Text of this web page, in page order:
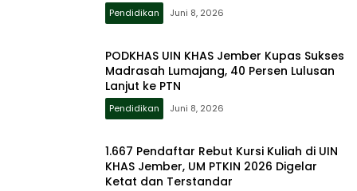
Pendidikan Juni 8, 2026
PODKHAS UIN KHAS Jember Kupas Sukses
Madrasah Lumajang, 40 Persen Lulusan
Lanjut ke PTN
Pendidikan Juni 8, 2026
1.667 Pendaftar Rebut Kursi Kuliah di UIN
KHAS Jember, UM PTKIN 2026 Digelar
Ketat dan Terstandar